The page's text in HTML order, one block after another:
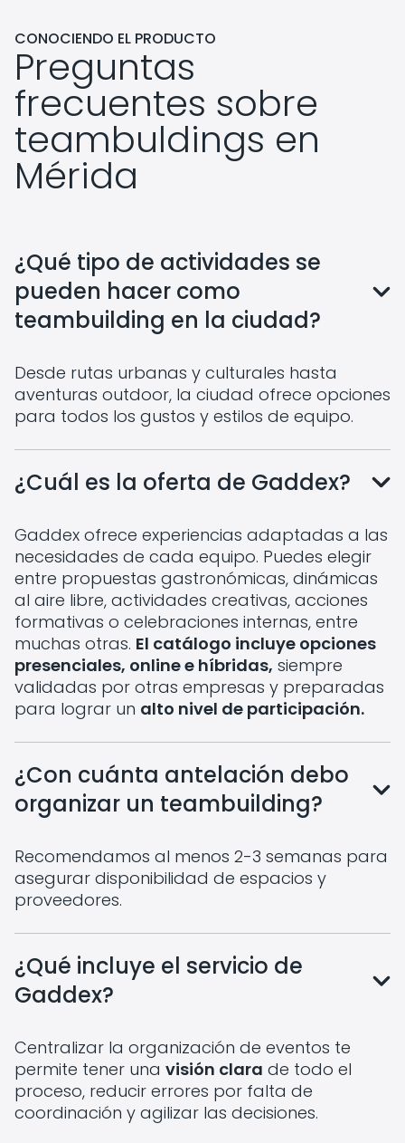
CONOCIENDO EL PRODUCTO
Preguntas
frecuentes sobre
teambuldings en
Mérida
¿Qué tipo de actividades se
pueden hacer como
teambuilding en la ciudad?
Desde rutas urbanas y culturales hasta
aventuras outdoor, la ciudad ofrece opciones
para todos los gustos y estilos de equipo.
¿Cuál es la oferta de Gaddex?
Gaddex ofrece experiencias adaptadas a las
necesidades de cada equipo. Puedes elegir
entre propuestas gastronómicas, dinámicas
al aire libre, actividades creativas, acciones
formativas o celebraciones internas, entre
muchas otras. El catálogo incluye opciones
presenciales, online e híbridas, siempre
validadas por otras empresas y preparadas
para lograr un alto nivel de participación.
¿Con cuánta antelación debo
organizar un teambuilding?
Recomendamos al menos 2-3 semanas para
asegurar disponibilidad de espacios y
proveedores.
¿Qué incluye el servicio de
Gaddex?
Centralizar la organización de eventos te
permite tener una visión clara de todo el
proceso, reducir errores por falta de
coordinación y agilizar las decisiones.